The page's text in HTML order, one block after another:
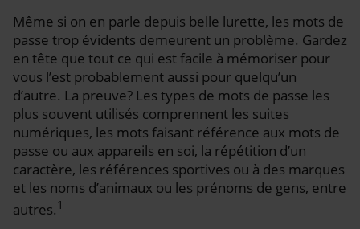
Même si on en parle depuis belle lurette, les mots de
passe trop évidents demeurent un problème. Gardez
en tête que tout ce qui est facile à mémoriser pour
vous l’est probablement aussi pour quelqu’un
d’autre. La preuve? Les types de mots de passe les
plus souvent utilisés comprennent les suites
numériques, les mots faisant référence aux mots de
passe ou aux appareils en soi, la répétition d’un
caractère, les références sportives ou à des marques
et les noms d’animaux ou les prénoms de gens, entre
autres.1